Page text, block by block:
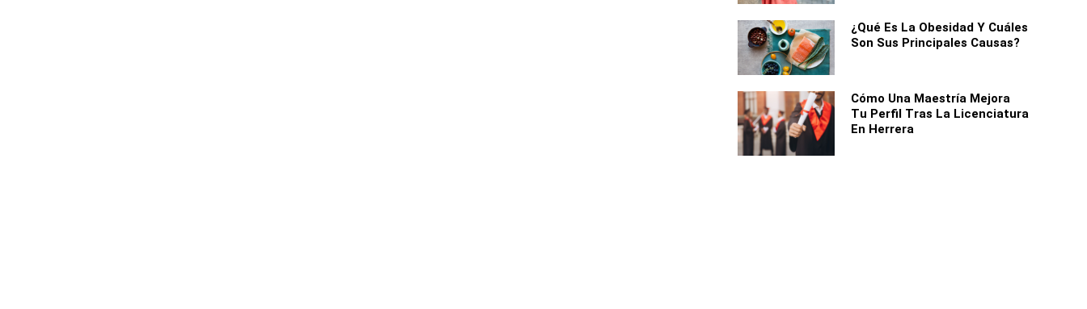
¿Qué Es La Obesidad Y Cuáles
Son Sus Principales Causas?
Cómo Una Maestría Mejora
Tu Perfil Tras La Licenciatura
En Herrera